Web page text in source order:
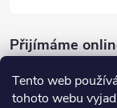
Tento web
tohoto webu
Přijímáme